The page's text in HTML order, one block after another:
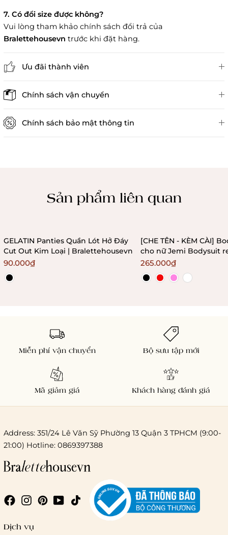
7. Có đổi size được không?
Vui lòng tham khảo chính sách đổi trả của
Bralettehousevn trước khi đặt hàng.
Ưu đãi thành viên
Chính sách vận chuyển
Chi phí giao hàng
Giao hàng trong ngày (hoả tốc)
Chính sách bảo mật thông tin
Sản phẩm liên quan
GELATIN Panties Quần Lót Hở Đáy
Cut Out Kim Loại | Bralettehousevn
90.000₫
[CHE TÊN - KÈM CÀI]
cho nữ Jemi Bodysuit
không gọng không
Bralettehousevn
265.000₫
Miễn phí vận chuyển Bộ sưu tập mới
Mã giảm giá Khách hàng đánh giá
Address: 351/24 Lê Văn Sỹ Phường 13 Quận 3 TPHCM (9:00-
21:00) Hotline: 0869397388
Dịch vụ